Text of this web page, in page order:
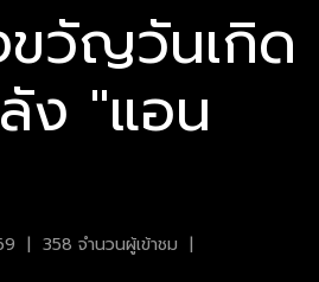
วัญวันเกิด
ง "แอน
| 358 จำนวนผู้เข้าชม |